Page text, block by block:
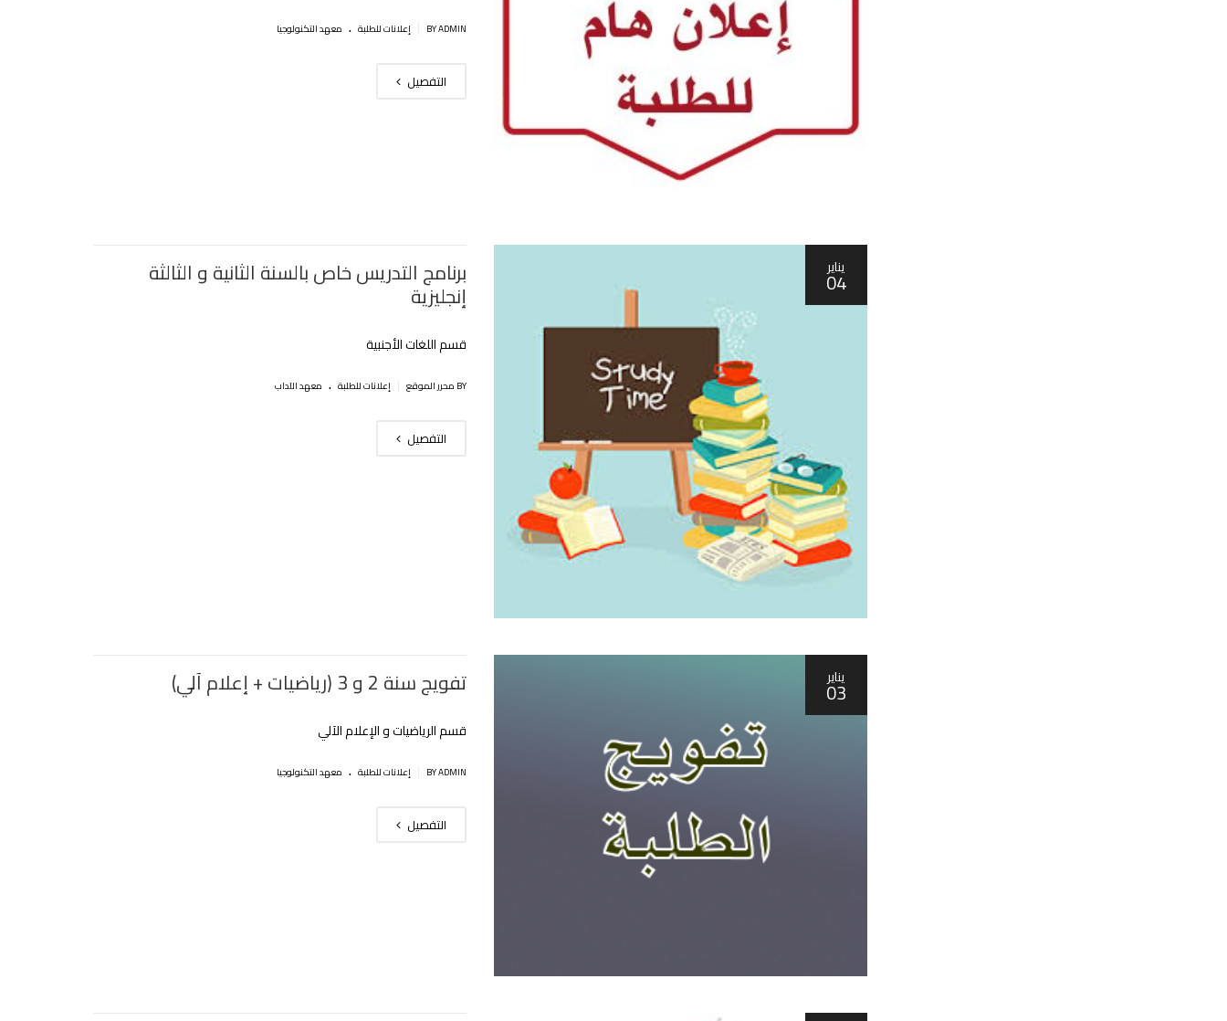
BY ADMIN إعلانات للطلبة . معهد التكنولوجيا
التفصيل
يناير
04 برنامج التدريس خاص بالسنة الثانية و الثالثة
إنجليزية‎
قسم اللغات الأجنبية
BY محرر الموقع إعلانات للطلبة . معهد الآداب
التفصيل
يناير
03 تفويج سنة 2 و 3 (رياضيات + إعلام آلي)
قسم الرياضيات و اﻹعلام اﻵلي
BY ADMIN إعلانات للطلبة . معهد التكنولوجيا
التفصيل